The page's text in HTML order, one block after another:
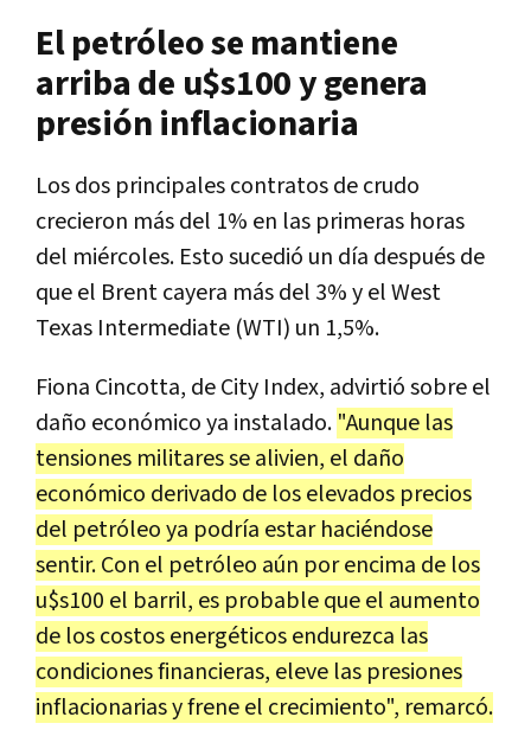
El petróleo se mantiene
arriba de u$s100 y genera
presión inflacionaria
Los dos principales contratos de crudo
crecieron más del 1% en las primeras horas
del miércoles. Esto sucedió un día después de
que el Brent cayera más del 3% y el West
Texas Intermediate (WTI) un 1,5%.
Fiona Cincotta, de City Index, advirtió sobre el
daño económico ya instalado. "Aunque las
tensiones militares se alivien, el daño
económico derivado de los elevados precios
del petróleo ya podría estar haciéndose
sentir. Con el petróleo aún por encima de los
u$s100 el barril, es probable que el aumento
de los costos energéticos endurezca las
condiciones financieras, eleve las presiones
inflacionarias y frene el crecimiento", remarcó.